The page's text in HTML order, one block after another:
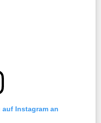
Instagram an